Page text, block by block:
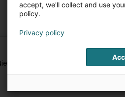
(Nidderkuer)
accept, we'll collect and use
policy.
Privacy policy